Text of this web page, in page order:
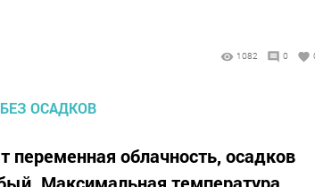
1082 0
переменная облачность, осадков